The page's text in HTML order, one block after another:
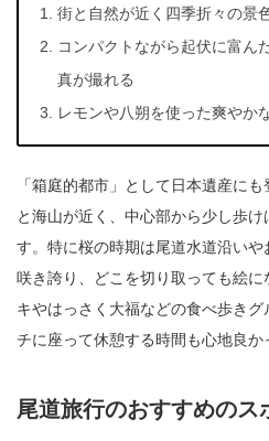
街と自然が近く四季折々の景
コンパクトながら起伏に富ん
真が撮れる
レモンや八朔を使った爽やか
「箱庭的都市」として日本遺産に
と海山が近く、中心部から少し歩
す。特に桜の時期は尾道水道沿い
咲き誇り、どこを切り取っても絵
キやはっさく大福などの食べ歩き
チに座って休憩する時間も心地良か
尾道旅行のおすすめのス